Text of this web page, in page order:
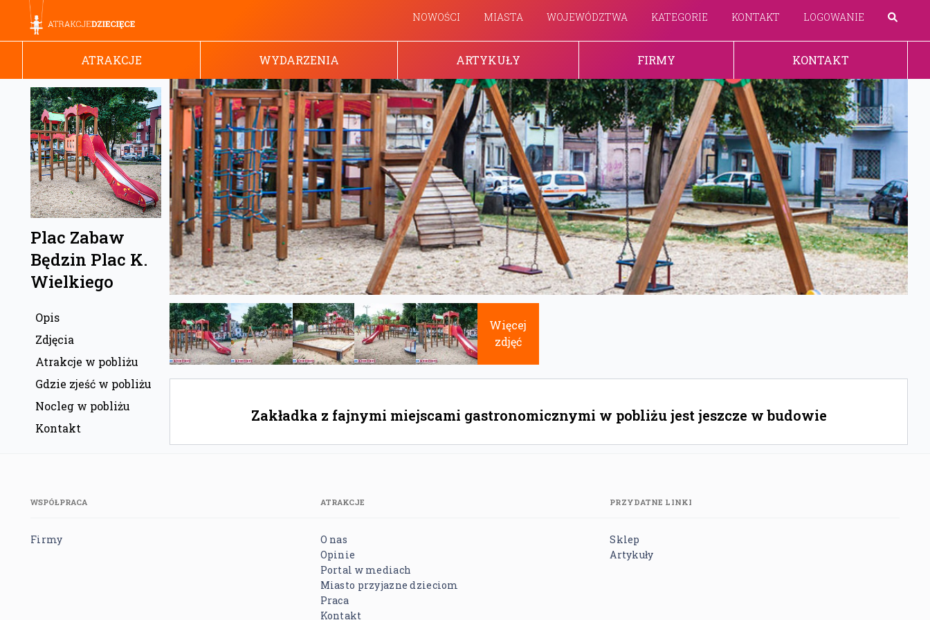
NOWOŚCI MIASTA WOJEWÓDZTWA KATEGORIE KONTAKT LOGOWANIE
ATRAKCJE WYDARZENIA ARTYKUŁY FIRMY KONTAKT
Plac Zabaw
Będzin Plac K.
Wielkiego
Opis
Zdjęcia
Atrakcje w pobliżu
Gdzie zjeść w pobliżu
Nocleg w pobliżu
Kontakt
Więcej
zdjęć
Zakładka z fajnymi miejscami gastronomicznymi w pobliżu jest jeszcze w budowie
WSPÓŁPRACA
Firmy
ATRAKCJE
O nas
Opinie
Portal w mediach
Miasto przyjazne dzieciom
Praca
Kontakt
PRZYDATNE LINKI
Sklep
Artykuły